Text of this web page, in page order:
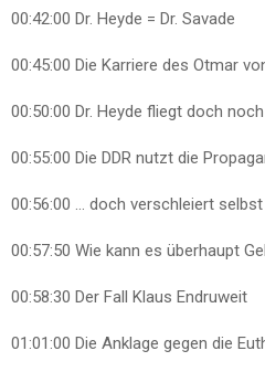
00:42:00 Dr. Heyde = Dr. Savade
00:45:00 Die Karriere des Otmar
00:50:00 Dr. Heyde fliegt doch
00:55:00 Die DDR nutzt die
00:56:00 … doch verschleiert selbst
00:57:50 Wie kann es überhaupt
00:58:30 Der Fall Klaus Endruweit
01:01:00 Die Anklage gegen die